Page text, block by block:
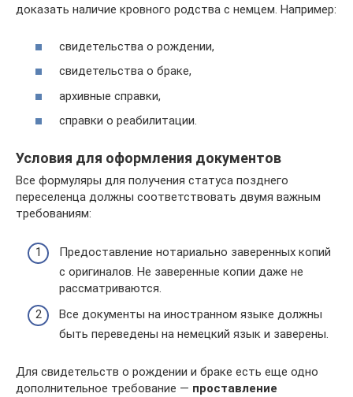
доказать наличие кровного родства с немцем. Например:
свидетельства о рождении,
свидетельства о браке,
архивные справки,
справки о реабилитации.
Условия для оформления документов
Все формуляры для получения статуса позднего
переселенца должны соответствовать двумя важным
требованиям:
Предоставление нотариально заверенных копий
с оригиналов. Не заверенные копии даже не
рассматриваются.
Все документы на иностранном языке должны
быть переведены на немецкий язык и заверены.
Для свидетельств о рождении и браке есть еще одно
дополнительное требование — проставление